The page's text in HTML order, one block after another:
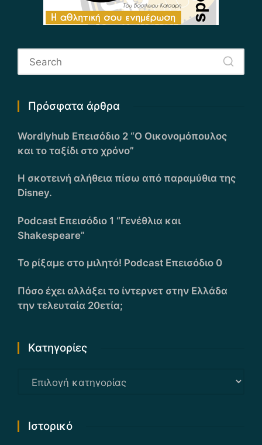
Πρόσφατα άρθρα
Wordlyhub Επεισόδιο 2 “Ο Οικονομόπουλος
και το ταξίδι στο χρόνο”
Η σκοτεινή αλήθεια πίσω από παραμύθια της
Disney.
Podcast Επεισόδιο 1 “Γενέθλια και
Shakespeare”
Το ρίξαμε στο μιλητό! Podcast Επεισόδιο 0
Πόσο έχει αλλάξει το ίντερνετ στην Ελλάδα
την τελευταία 20ετία;
Kατηγορίες
Kατηγορίες
Ιστορικό